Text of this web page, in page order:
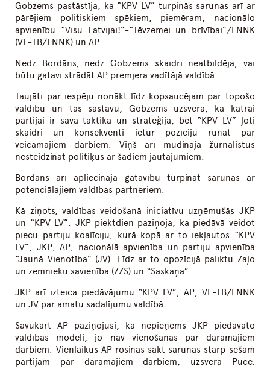
Gobzems pastāstīja, ka “KPV LV” turpinās sarunas arī ar
pārējiem politiskiem spēkiem, piemēram, nacionālo
apvienību “Visu Latvijai!”-“Tēvzemei un brīvībai”/LNNK
(VL-TB/LNNK) un AP.
Nedz Bordāns, nedz Gobzems skaidri neatbildēja, vai
būtu gatavi strādāt AP premjera vadītājā valdībā.
Taujāti par iespēju nonākt līdz kopsaucējam par topošo
valdību un tās sastāvu, Gobzems uzsvēra, ka katrai
partijai ir sava taktika un stratēģija, bet “KPV LV” ļoti
skaidri un konsekventi ietur pozīciju runāt par
veicamajiem darbiem. Viņš arī mudināja žurnālistus
nesteidzināt politiķus ar šādiem jautājumiem.
Bordāns arī apliecināja gatavību turpināt sarunas ar
potenciālajiem valdības partneriem.
Kā ziņots, valdības veidošanā iniciatīvu uzņēmušās JKP
un “KPV LV”. JKP piektdien paziņoja, ka piedāvā veidot
piecu partiju koalīciju, kurā kopā ar to iekļautos “KPV
LV”, JKP, AP, nacionālā apvienība un partiju apvienība
“Jaunā Vienotība” (JV). Līdz ar to opozīcijā paliktu Zaļo
un zemnieku savienība (ZZS) un “Saskaņa”.
JKP arī izteica piedāvājumu “KPV LV”, AP, VL-TB/LNNK
un JV par amatu sadalījumu valdībā.
Savukārt AP paziņojusi, ka nepieņems JKP piedāvāto
valdības modeli, jo nav vienošanās par darāmajiem
darbiem. Vienlaikus AP rosinās sākt sarunas starp sešām
partijām par darāmajiem darbiem, uzsvēra Pūce.